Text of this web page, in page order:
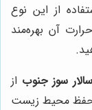
از این نوع
آن بهره‌مند
سالار سوز جنوب از
حفظ محیط زیست